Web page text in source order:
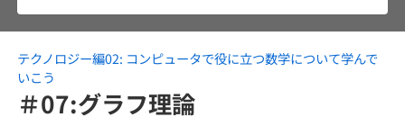
転職成功ガイド
転職エージェント
インタビュー
転職成功ガイド
本選考
インターン
学習
講座一覧
問題集
スキルチェック
プログラミング言語
ゲーム・マンガ
テクノロジー編02: コンピュータで役に立つ数学について学んで
いこう
＃07:グラフ理論